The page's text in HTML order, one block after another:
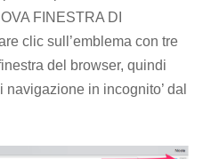
FINESTRA DI
clic sull’emblema con tre
del browser, quindi
in incognito’ dal